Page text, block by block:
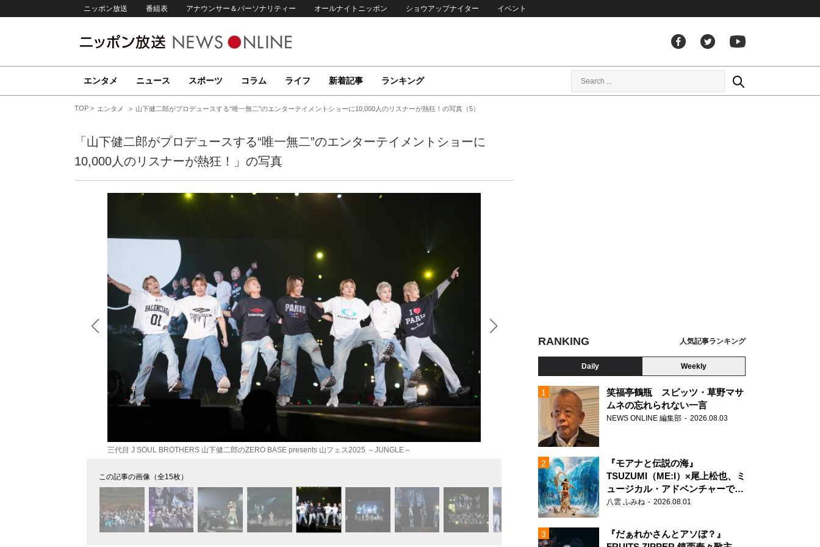
ニッポン放送 番組表 アナウンサー＆パーソナリティー オールナイトニッポン ショウアップナイター イベント
エンタメ ニュース スポーツ コラム ライフ 新着記事 ランキング
TOP エンタメ 山下健二郎がプロデュースする“唯一無二”のエンターテイメントショーに10,000人のリスナーが熱狂！の写真（5）
「山下健二郎がプロデュースする“唯一無二”のエンターテイメントショーに
10,000人のリスナーが熱狂！」の写真
三代目 J SOUL BROTHERS 山下健二郎のZERO BASE presents 山フェス2025 ～JUNGLE～ 三代目 J SOUL BROTHERS 山下健二郎のZERO BASE presents 山フェス2025 ～
この記事の画像（全15枚）
RANKING 人気記事ランキング
Daily Weekly
笑福亭鶴瓶 スピッツ・草野マサ
ムネの忘れられない一言
NEWS ONLINE 編集部 2026.08.03
『モアナと伝説の海』
TSUZUMI（ME:I）×尾上松也、ミ
ュージカル・アドベンチャーで美
声を響かせる
八雲 ふみね 2026.08.01
『だぁれかさんとアソぼ？』